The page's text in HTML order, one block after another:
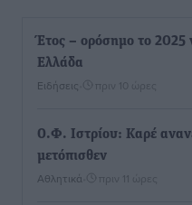
Έτος – ορόσημο το 2025
Ελλάδα
Ειδήσεις πριν 10 ώρες
Ο.Φ. Ιστρίου: Καρέ
μετόπισθεν
Αθλητικά πριν 11 ώρες